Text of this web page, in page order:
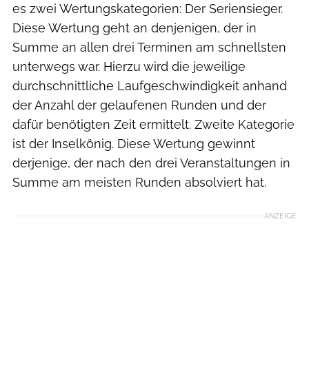
es zwei Wertungskategorien: Der Seriensieger.
Diese Wertung geht an denjenigen, der in
Summe an allen drei Terminen am schnellsten
unterwegs war. Hierzu wird die jeweilige
durchschnittliche Laufgeschwindigkeit anhand
der Anzahl der gelaufenen Runden und der
dafür benötigten Zeit ermittelt. Zweite Kategorie
ist der Inselkönig. Diese Wertung gewinnt
derjenige, der nach den drei Veranstaltungen in
Summe am meisten Runden absolviert hat.
ANZEIGE